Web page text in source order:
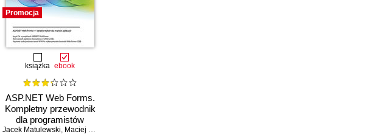
Piotr Pepłowski,Michał Matuszak
Promocja
książka ebook
ASP.NET Web Forms.
Kompletny przewodnik
dla programistów
interaktywnych aplikacji
Jacek Matulewski, Maciej Grabek